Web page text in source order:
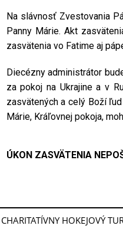
Na slávnosť Zvestovania
Panny Márie. Akt
zasvätenia vo Fatime aj
Diecézny administrátor
za pokoj na Ukrajine a v
zasvätených a celý Boží
Márie, Kráľovnej pokoja,
ÚKON ZASVÄTENIA
CHARITATÍVNY HOKEJOVÝ